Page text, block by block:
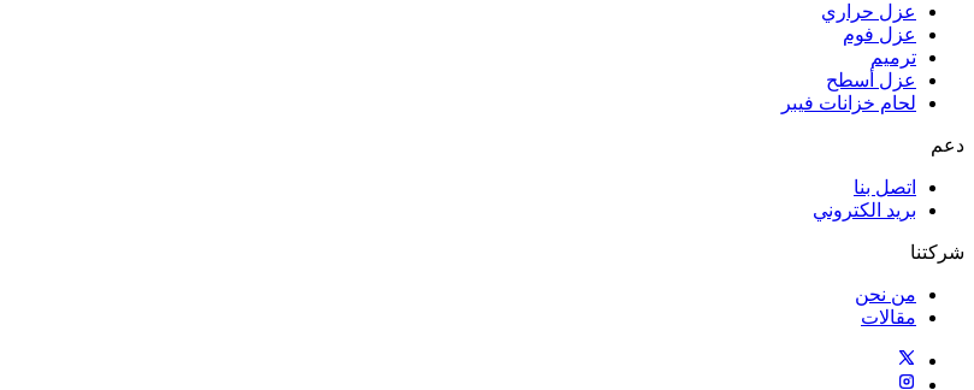
عزل حراري
عزل فوم
ترميم
عزل أسطح
لحام خزانات فيبر
دعم
اتصل بنا
بريد الكتروني
شركتنا
من نحن
مقالات